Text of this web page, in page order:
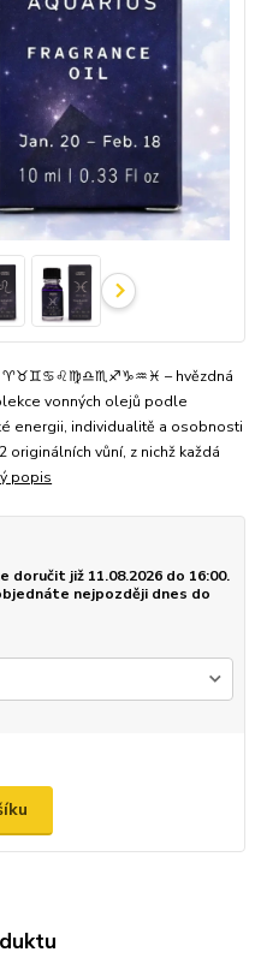
– hvězdná
vonných olejů podle
energii, individualitě a osobnosti
originálních vůní, z nichž každá
popis
doručit již 11.08.2026 do 16:00.
nejpozději dnes do